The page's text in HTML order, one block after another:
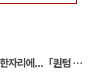
세계 양자 기술의 현재와 미래가 한자리에...「퀀텀 코리아 2026」 개최